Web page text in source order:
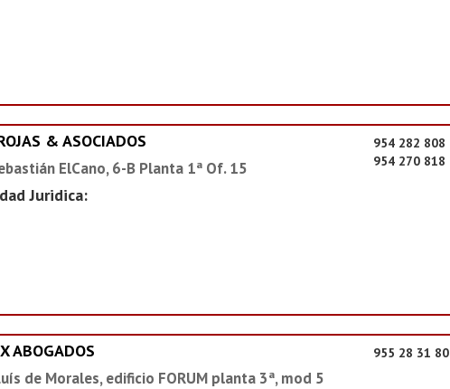
& ASOCIADOS
ElCano, 6-B Planta 1ª Of. 15
Juridica:
954 282 808
954 270 818
ABOGADOS
de Morales, edificio FORUM planta 3ª, mod 5
955 28 31 80